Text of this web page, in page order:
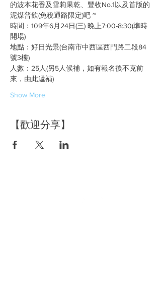
的波本花香及雪莉果乾、豐收No.1以及首版的
泥煤普飲(免稅通路限定)吧 ~
時間：109年6月24日(三) 晚上7:00-8:30(準時
開場)
地點：好日光景(台南市中西區西門路二段84
號3樓)
人數：25人(另5人候補，如有報名後不克前
來，由此遞補)
Show More
【歡迎分享】